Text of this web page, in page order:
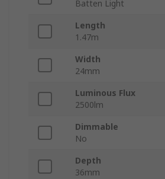
Batten Light
Length
1.47m
Width
24mm
Luminous Flux
2500lm
Dimmable
No
Depth
36mm